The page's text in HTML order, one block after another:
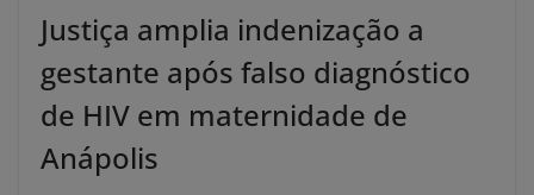
Justiça amplia indenização a
gestante após falso diagnóstico
de HIV em maternidade de
Anápolis